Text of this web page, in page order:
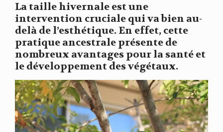
La taille hivernale est une
intervention cruciale qui va bien au-
delà de l’esthétique. En effet, cette
pratique ancestrale présente de
nombreux avantages pour la santé et
le développement des végétaux.